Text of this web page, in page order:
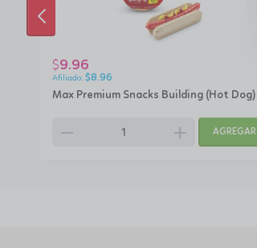
Max Premium Snacks Building (Hot Dog)
$9.96
$8.96
remove add AGREGAR
ANTERIOR